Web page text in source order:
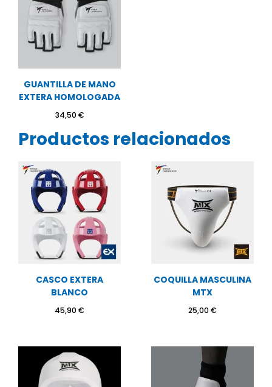
GUANTILLA DE MANO
EXTERA HOMOLOGADA
34,50 €
Productos relacionados
CASCO EXTERA
BLANCO
45,90 €
COQUILLA MASCULINA
MTX
25,00 €